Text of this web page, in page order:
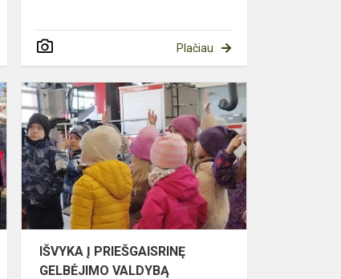
Plačiau
1B
KLASĖS
PAMOKOS
VILNIAUS
BASTĖJOJE
IŠVYKA
PRIEŠGAISRINĘ
GELBĖJIMO
VALDYBĄ
IŠVYKA Į PRIEŠGAISRINĘ
GELBĖJIMO VALDYBĄ